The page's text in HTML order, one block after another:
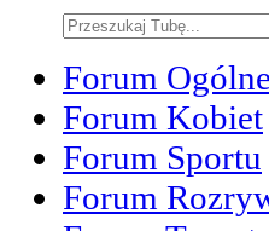
Forum Ogólne
Forum Kobiet
Forum Sportu
Forum